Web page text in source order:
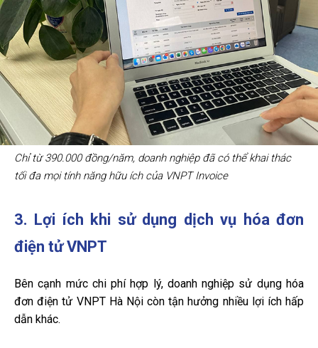
Chỉ từ 390.000 đồng/năm, doanh nghiệp đã có thể khai thác
tối đa mọi tính năng hữu ích của VNPT Invoice
3. Lợi ích khi sử dụng dịch vụ hóa đơn
điện tử VNPT
Bên cạnh mức chi phí hợp lý, doanh nghiệp sử dụng hóa
đơn điện tử VNPT Hà Nội còn tận hưởng nhiều lợi ích hấp
dẫn khác.